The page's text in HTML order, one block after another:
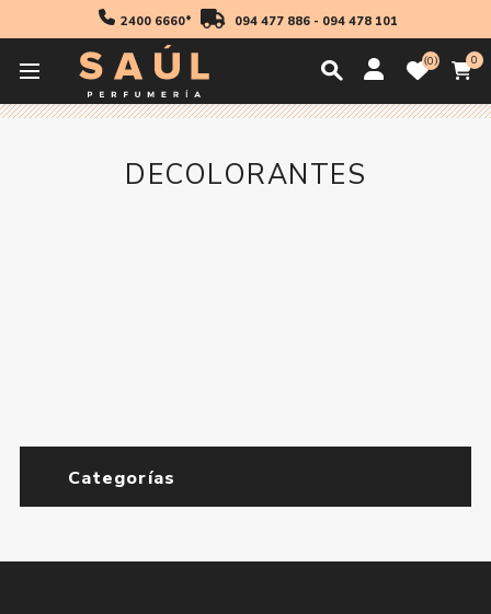
2400 6660* 094 477 886- 094 478 101
0 0
Inicio
DECOLORANTES
Categorías